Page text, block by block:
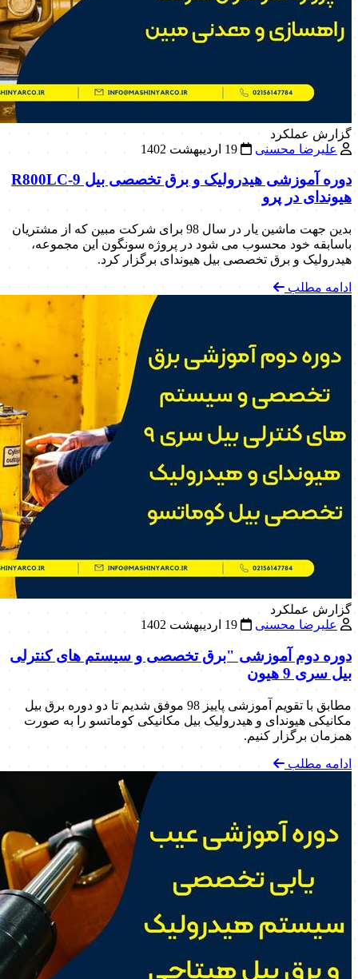
گزارش عملکرد
علیرضا محسنی
19 اردیبهشت 1402
دوره آموزشی هیدرولیک و برق تخصصی بیل R800LC-9
هیوندای در پرو
بدین جهت ماشین یار در سال 98 برای شرکت مبین که از مشتریان
باسابقه خود محسوب می شود در پروژه سونگون این مجموعه،
هیدرولیک و برق تخصصی بیل هیوندای برگزار کرد.
ادامه مطلب
گزارش عملکرد
علیرضا محسنی
دوره دوم آموزشی "برق تخصصی و سیستم های کنترلی
بیل سری 9 هیون
مطابق با تقویم آموزشی پاییز 98 موفق شدیم تا دو دوره برق بیل
مکانیکی هیوندای و هیدرولیک بیل مکانیکی کوماتسو را به صورت
همزمان برگزار کنیم.
ادامه مطلب